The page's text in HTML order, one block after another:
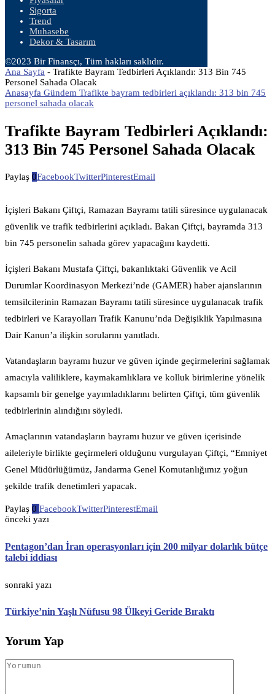
Sigorta
Trend
Muhasebe
Dekor & Tasarım
©2023 Bir Finansçı, Tüm hakları saklıdır.
Ana Sayfa - Trafikte Bayram Tedbirleri Açıklandı: 313 Bin 745
Personel Sahada Olacak
Anasayfa Gündem Trafikte bayram tedbirleri açıklandı: 313 bin 745
personel sahada olacak
Trafikte Bayram Tedbirleri Açıklandı:
313 Bin 745 Personel Sahada Olacak
Paylaş 0FacebookTwitterPinterestEmail
İçişleri Bakanı Çiftçi, Ramazan Bayramı tatili süresince uygulanacak
güvenlik ve trafik tedbirlerini açıkladı. Bakan Çiftçi, bayramda 313
bin 745 personelin sahada görev yapacağını kaydetti.
İçişleri Bakanı Mustafa Çiftçi, bakanlıktaki Güvenlik ve Acil
Durumlar Koordinasyon Merkezi’nde (GAMER) haber ajanslarının
temsilcilerinin Ramazan Bayramı tatili süresince uygulanacak trafik
tedbirleri ve Karayolları Trafik Kanunu’nda Değişiklik Yapılmasına
Dair Kanun’a ilişkin sorularını yanıtladı.
Vatandaşların bayramı huzur ve güven içinde geçirmelerini sağlamak
amacıyla valiliklere, kaymakamlıklara ve kolluk birimlerine yönelik
kapsamlı bir genelge yayımladıklarını belirten Çiftçi, tüm güvenlik
tedbirlerinin alındığını söyledi.
Amaçlarının vatandaşların bayramı huzur ve güven içerisinde
aileleriyle birlikte geçirmeleri olduğunu vurgulayan Çiftçi, “Emniyet
Genel Müdürlüğümüz, Jandarma Genel Komutanlığımız yoğun
şekilde trafik denetimleri yapacak.
Paylaş 0 FacebookTwitterPinterestEmail
önceki yazı
Pentagon’dan İran operasyonları için 200 milyar dolarlık bütçe
talebi iddiası
sonraki yazı
Türkiye’nin Yaşlı Nüfusu 98 Ülkeyi Geride Bıraktı
Yorum Yap